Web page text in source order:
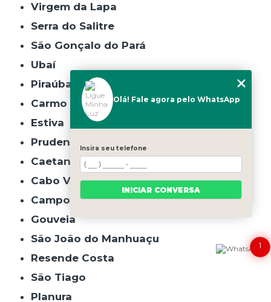
Virgem da Lapa
Serra do Salitre
São Gonçalo do Pará
Ubaí
Piraúba
Carmo da Cachoeira
Estiva
Prudente de Morais
Caetanópolis
Cabo Verde
Campo do Meio
Gouveia
São João do Manhuaçu
Resende Costa
São Tiago
Planura
1
Olá! Fale agora pelo WhatsApp
Insira seu telefone
INICIAR CONVERSA